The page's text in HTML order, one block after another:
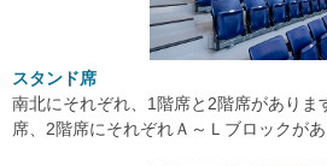
スタンド席
南北にそれぞれ、1階席と2階席がありま
席、2階席にそれぞれＡ～Ｌブロックがあ